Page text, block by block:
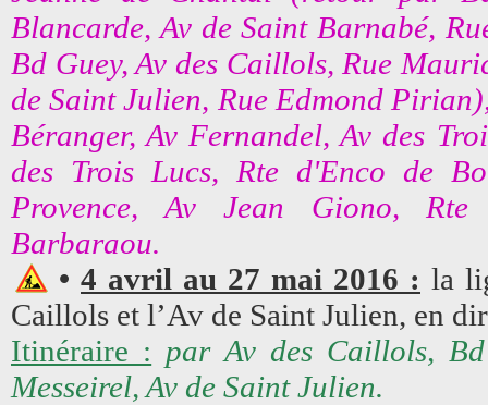
Blancarde, Av de Saint Barnabé,
Bd Guey, Av des Caillols, Rue
de Saint Julien, Rue Edmond
Béranger, Av Fernandel, Av des
des Trois Lucs, Rte d'Enco de
Provence, Av Jean Giono, Rte
Barbaraou.
• 4 avril au 27 mai 2016 : la
Caillols et l’Av de Saint Julien, en
Itinéraire : par Av des Caillols,
Messeirel, Av de Saint Julien.